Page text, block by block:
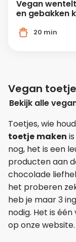
Vegan
en gebakken
20 min
Vegan
Bekijk alle
Toetjes, wie
toetje maken
nog, het is een
producten aan
chocolade
het proberen
heb je maar 3
nodig. Het is
op onze website.